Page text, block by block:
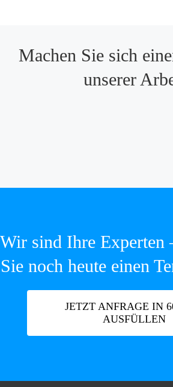
Machen Sie sich
unserer
Wir sind Ihre Experten
Sie noch heute einen
JETZT ANFRAGE IN
AUSFÜLLEN